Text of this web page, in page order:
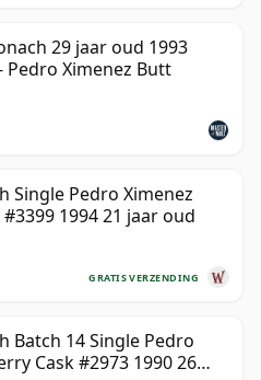
29 jaar oud 1993
Pedro Ximenez Butt
Single Pedro Ximenez
1994 21 jaar oud
GRATIS VERZENDING
Batch 14 Single Pedro
Cask #2973 1990 26